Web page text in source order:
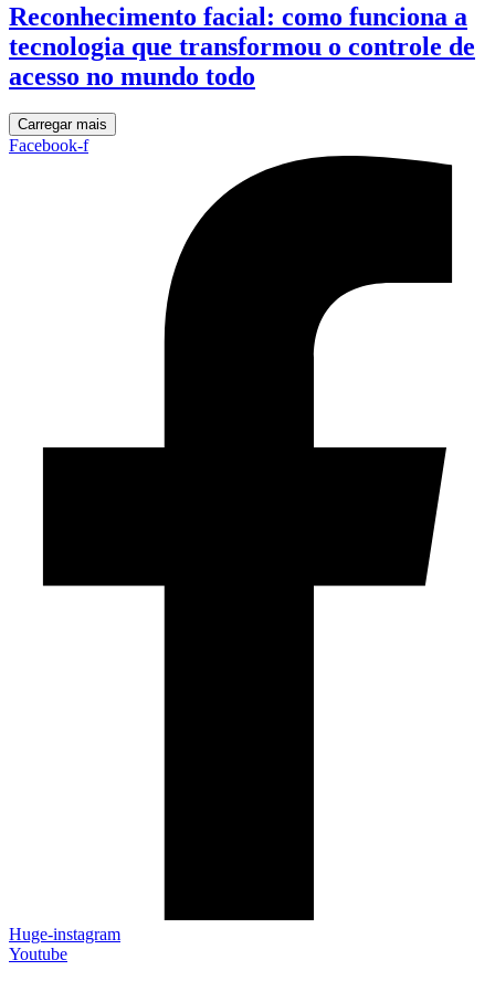
Reconhecimento facial: como funciona a
tecnologia que transformou o controle de
acesso no mundo todo
Carregar mais
Facebook-f
Huge-instagram
Youtube